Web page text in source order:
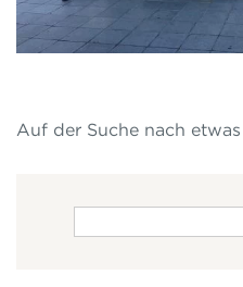
Auf der Suche nach